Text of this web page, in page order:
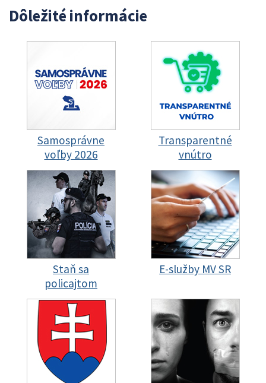
Dôležité informácie
Samosprávne
voľby 2026
Transparentné
vnútro
Staň sa
policajtom
E-služby MV SR